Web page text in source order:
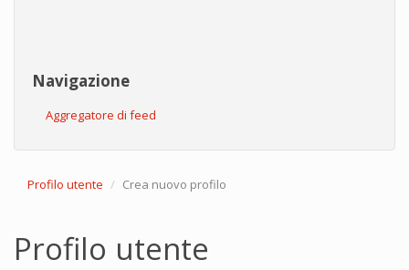
Navigazione
Aggregatore di feed
Profilo utente Crea nuovo profilo
Profilo utente